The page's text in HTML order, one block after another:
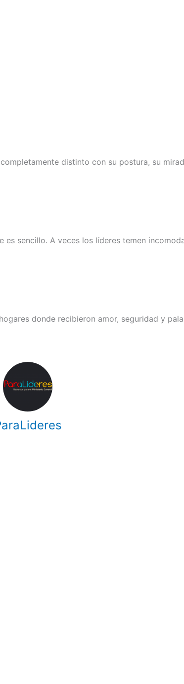
distinto con su postura, su
sencillo. A veces los líderes temen
donde recibieron amor, seguridad y